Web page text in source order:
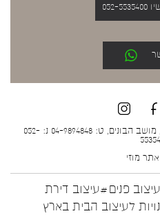
הילית קרש עיצוב ואדריכלות פנים, מושב הבונים, ט: 04-9894848 נ: 052-
אתר מוזי
פנים#עיצוב דירת
לעיצוב הבית בארץ